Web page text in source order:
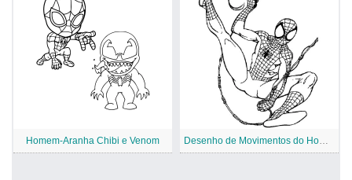
Homem-Aranha Chibi e Venom